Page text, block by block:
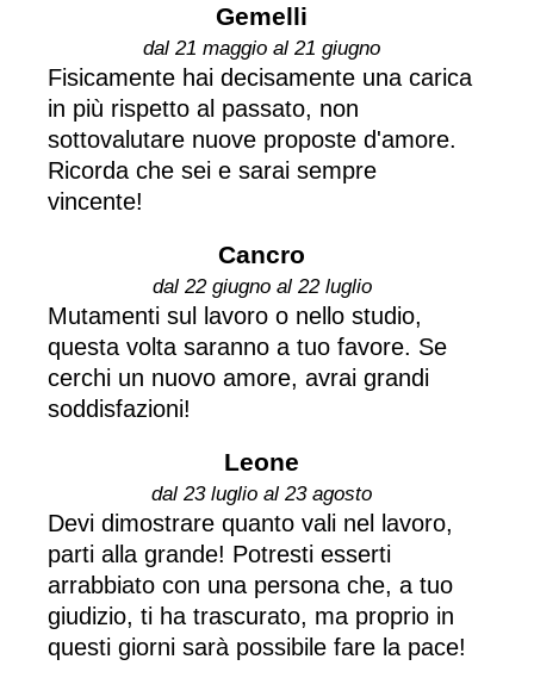
Gemelli
dal 21 maggio al 21 giugno
Fisicamente hai decisamente una carica
in più rispetto al passato, non
sottovalutare nuove proposte d'amore.
Ricorda che sei e sarai sempre
vincente!
Cancro
dal 22 giugno al 22 luglio
Mutamenti sul lavoro o nello studio,
questa volta saranno a tuo favore. Se
cerchi un nuovo amore, avrai grandi
soddisfazioni!
Leone
dal 23 luglio al 23 agosto
Devi dimostrare quanto vali nel lavoro,
parti alla grande! Potresti esserti
arrabbiato con una persona che, a tuo
giudizio, ti ha trascurato, ma proprio in
questi giorni sarà possibile fare la pace!